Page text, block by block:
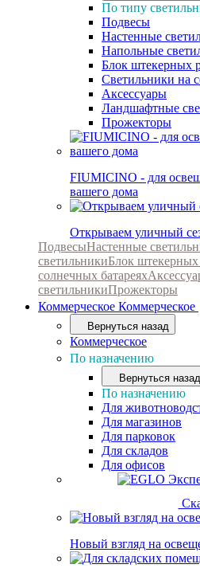
По типу
Подвесы
Настенные
Напольные
Блок штекерных
Светильники на
Аксессуары
Ландшафтные
Прожекторы
FIUMICINO - для
вашего дома
Открываем уличный
ПодвесыНастенные
светильникиБлок штекерных
солнечных батареях
светильникиПрожекторы
Коммерческое Коммерческое
Вернуться назад
Коммерческое
По назначению
Вернуться назад
По назначению
Для
Для магазинов
Для парковок
Для складов
Для офисов
Новый взгляд на